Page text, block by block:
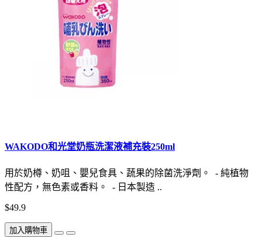
WAKODO和光堂奶瓶洗潔液補充裝250ml
用於奶樽、奶咀、嬰兒食具、蔬果的除菌洗淨劑。 - 純植物
性配方，無色素或香料。 - 日本製造 ..
$49.9
加入購物車